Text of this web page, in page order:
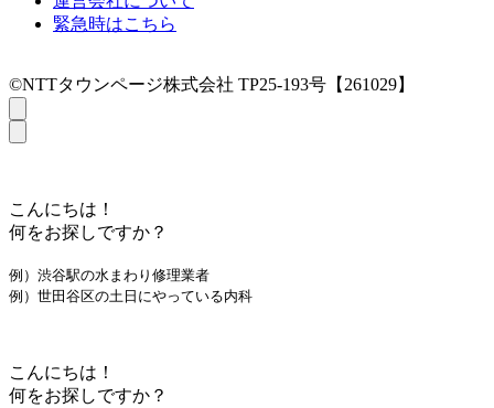
緊急時はこちら
©NTTタウンページ株式会社 TP25-193号【261029】
こんにちは！
何をお探しですか？
例）渋谷駅の水まわり修理業者
例）世田谷区の土日にやっている内科
こんにちは！
何をお探しですか？